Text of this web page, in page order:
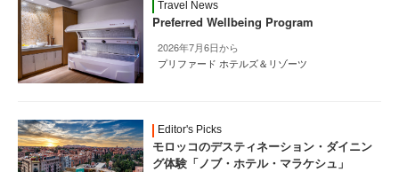
Travel News
Preferred Wellbeing Program
2026年7月6日から
プリファード ホテルズ＆リゾーツ
Editor's Picks
モロッコのデスティネーション・ダイニン
グ体験「ノブ・ホテル・マラケシュ」